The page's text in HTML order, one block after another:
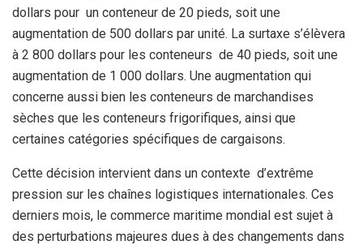
dollars pour un conteneur de 20 pieds, soit une
augmentation de 500 dollars par unité. La surtaxe s’élèvera
à 2 800 dollars pour les conteneurs de 40 pieds, soit une
augmentation de 1 000 dollars. Une augmentation qui
concerne aussi bien les conteneurs de marchandises
sèches que les conteneurs frigorifiques, ainsi que
certaines catégories spécifiques de cargaisons.
Cette décision intervient dans un contexte d’extrême
pression sur les chaînes logistiques internationales. Ces
derniers mois, le commerce maritime mondial est sujet à
des perturbations majeures dues à des changements dans